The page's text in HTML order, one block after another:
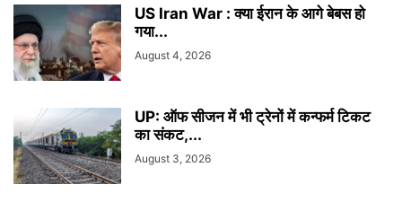
US Iran War : क्या ईरान के आगे बेबस हो
गया...
August 4, 2026
UP: ऑफ सीजन में भी ट्रेनों में कन्फर्म टिकट
का संकट,...
August 3, 2026